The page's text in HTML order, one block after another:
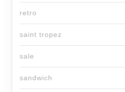
retro
saint tropez
sale
sandwich